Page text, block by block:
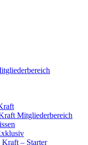
Mitgliederbereich
– Starter